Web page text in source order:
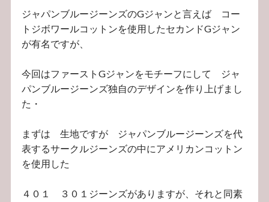
ジャパンブルージーンズのGジャンと言えば コー
トジボワールコットンを使用したセカンドGジャン
が有名ですが、
今回はファーストGジャンをモチーフにして ジャ
パンブルージーンズ独自のデザインを作り上げまし
た・
まずは 生地ですが ジャパンブルージーンズを代
表するサークルジーンズの中にアメリカンコットン
を使用した
４０１ ３０１ジーンズがありますが、それと同素